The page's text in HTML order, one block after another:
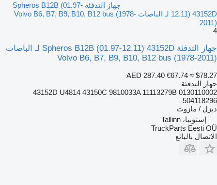
جهاز التدفئة Spheros B12B (01.97-
12.11) 43152D لـ الباصات Volvo B6, B7, B9, B10, B12 bus (1978-
2011)
4
جهاز التدفئة Spheros B12B (01.97-12.11) 43152D لـ الباصات
Volvo B6, B7, B9, B10, B12 bus (1978-2011)
AED 287.40 €67.74 ≈ $78.27
جهاز التدفئة
43152D U4814 43150C 9810033A 11113279B 0130110002
504118296
ديزل / مازوت
إستونيا، Tallinn
TruckParts Eesti OÜ
الاتصال بالبائع